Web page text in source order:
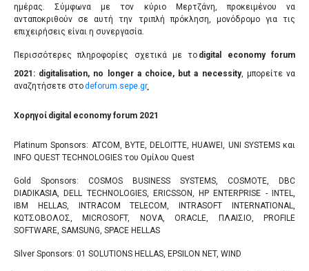
ημέρας. Σύμφωνα με τον κύριο Μερτζάνη, προκειμένου να
ανταποκριθούν σε αυτή την τριπλή πρόκληση, μονόδρομο για τις
επιχειρήσεις είναι η συνεργασία.
Περισσότερες πληροφορίες σχετικά με το digital economy forum
2021: digitalisation, no longer a choice, but a necessity, μπορείτε να
αναζητήσετε στοdeforum.sepe.gr.
Χορηγοί digital economy forum 2021
Platinum Sponsors: ATCOM, BYTE, DELOITTE, HUAWEI, UNI SYSTEMS και
INFO QUEST TECHNOLOGIES του Ομίλου Quest
Gold Sponsors: COSMOS BUSINESS SYSTEMS, COSMOTE, DBC
DIADIKASIA, DELL TECHNOLOGIES, ERICSSON, HP ENTERPRISE - INTEL,
IBM HELLAS, INTRACOM TELECOM, INTRASOFT INTERNATIONAL,
ΚΩΤΣΟΒΟΛΟΣ, MICROSOFT, NOVA, ORACLE, ΠΛΑΙΣΙΟ, PROFILE
SOFTWARE, SAMSUNG, SPACE HELLAS
Silver Sponsors: 01 SOLUTIONS HELLAS, EPSILON NET, WIND